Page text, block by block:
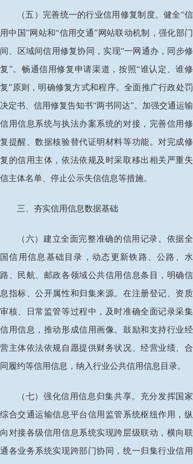
（五）完善统一的行业信用修复制度。健全“信
用中国”网站和“信用交通”网站联动机制，强化部门
间、区域间信用修复协同，实现“一网通办，同步修
复”。畅通信用修复申请渠道，按照“谁认定、谁修
复”原则，明确修复方式和程序。全面推广行政处罚
决定书、信用修复告知书“两书同达”。加强交通运输
信用信息系统与执法办案系统的对接，完善信用修
复提醒、数据核验替代证明材料等功能。对完成修
复的信用主体，依法依规及时采取移出相关严重失
信主体名单、停止公示失信信息等措施。
三、夯实信用信息数据基础
（六）建立全面完整准确的信用记录。依据全
国信用信息基础目录，动态更新铁路、公路、水
路、民航、邮政各领域公共信用信息条目，明确信
息指标、公开属性和归集来源。在注册登记、资质
审核、日常监管等过程中，及时准确全面记录采集
信用信息，推动形成信用画像。鼓励和支持行业经
营主体依法依规自愿提供财务状况、经营业绩、合
同履约等信用信息，纳入行业公共信用信息目录。
（七）强化信用信息归集共享。充分发挥国家
综合交通运输信息平台信用监管系统枢纽作用，纵
向对接各级信用信息系统实现跨层级联动，横向联
通各业务系统实现跨部门协同，统一归集行业信用